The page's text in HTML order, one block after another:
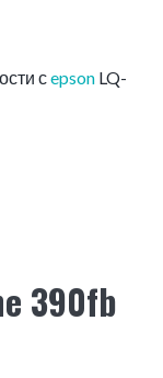
сepson LQ-
390fb